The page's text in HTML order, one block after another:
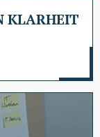
KLARHEIT